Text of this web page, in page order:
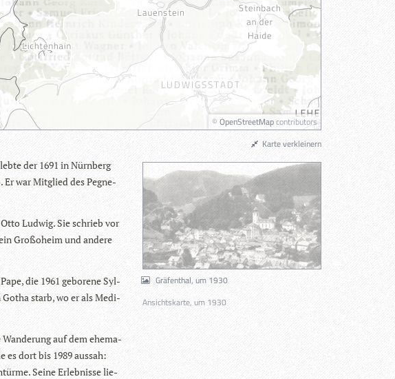
© OpenStreetMapcontributors
der 1691 in Nürn­berg
Er war Mit­glied des Peg­ne­
Lud­wig. Sie schrieb vor
Groß­oheim und andere
die 1961 gebo­rene Syl­
Gotha starb, wo er als Medi­
auf dem ehe­ma­
dort bis 1989 aus­sah:
Seine Erleb­nisse lie­
Karte verkleinern
Gräfenthal, um 1930
Ansichtskarte, um 1930